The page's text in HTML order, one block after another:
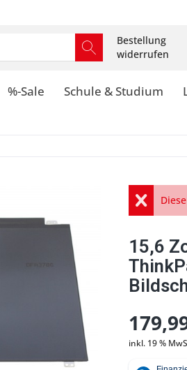
Bestellung
widerrufen
%-Sale Schule & Studium
15,6
inkl. 19 %